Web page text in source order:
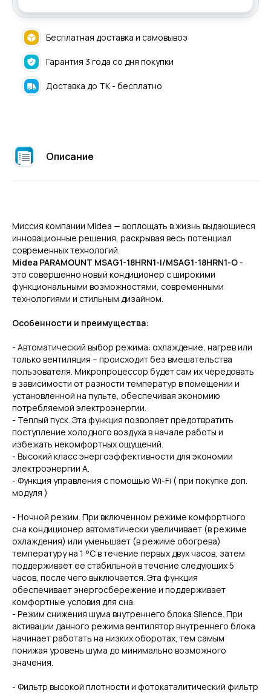
Бесплатная доставка и самовывоз
Гарантия 3 года со дня покупки
Доставка до ТК - бесплатно
Описание
Миссия компании Midea — воплощать в жизнь выдающиеся
инновационные решения, раскрывая весь потенциал
современных технологий.
Midea PARAMOUNT MSAG1-18HRN1-I/MSAG1-18HRN1-O-
это совершенно новый кондиционер с широкими
функциональными возможностями, современными
технологиями и стильным дизайном.
Особенности и преимущества:
- Автоматический выбор режима: охлаждение, нагрев или
только вентиляция – происходит без вмешательства
пользователя. Микропроцессор будет сам их чередовать
в зависимости от разности температур в помещении и
установленной на пульте, обеспечивая экономию
потребляемой электроэнергии.
- Теплый пуск. Эта функция позволяет предотвратить
поступление холодного воздуха в начале работы и
избежать некомфортных ощущений.
- Высокий класс энергоэффективности для экономии
электроэнергии А.
- Функция управления с помощью Wi-Fi ( при покупке доп.
модуля )
- Ночной режим. При включенном режиме комфортного
сна кондиционер автоматически увеличивает (в режиме
охлаждения) или уменьшает (в режиме обогрева)
температуру на 1 °С в течение первых двух часов, затем
поддерживает ее стабильной в течение следующих 5
часов, после чего выключается. Эта функция
обеспечивает энергосбережение и поддерживает
комфортные условия для сна.
- Режим снижения шума внутреннего блока Silence. При
активации данного режима вентилятор внутреннего блока
начинает работать на низких оборотах, тем самым
понижая уровень шума до минимально возможного
значения.
- Фильтр высокой плотности и фотокаталитический фильтр